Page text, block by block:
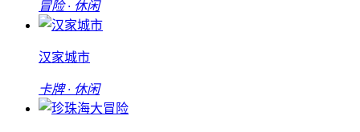
冒险 · 休闲
汉家城市
卡牌 · 休闲